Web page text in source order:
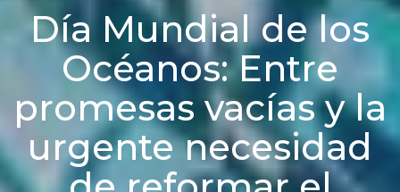
Día Mundial de los
Océanos: Entre
promesas vacías y la
urgente necesidad